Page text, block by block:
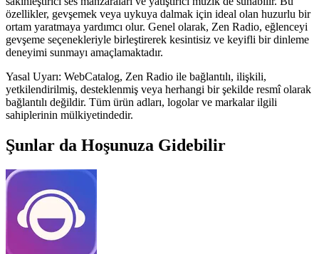
özellikler, gevşemek veya uykuya dalmak için ideal olan huzurlu bir
ortam yaratmaya yardımcı olur. Genel olarak, Zen Radio, eğlenceyi
gevşeme seçenekleriyle birleştirerek kesintisiz ve keyifli bir dinleme
deneyimi sunmayı amaçlamaktadır.
Yasal Uyarı: WebCatalog, Zen Radio ile bağlantılı, ilişkili,
yetkilendirilmiş, desteklenmiş veya herhangi bir şekilde resmî olarak
bağlantılı değildir. Tüm ürün adları, logolar ve markalar ilgili
sahiplerinin mülkiyetindedir.
Şunlar da Hoşunuza Gidebilir